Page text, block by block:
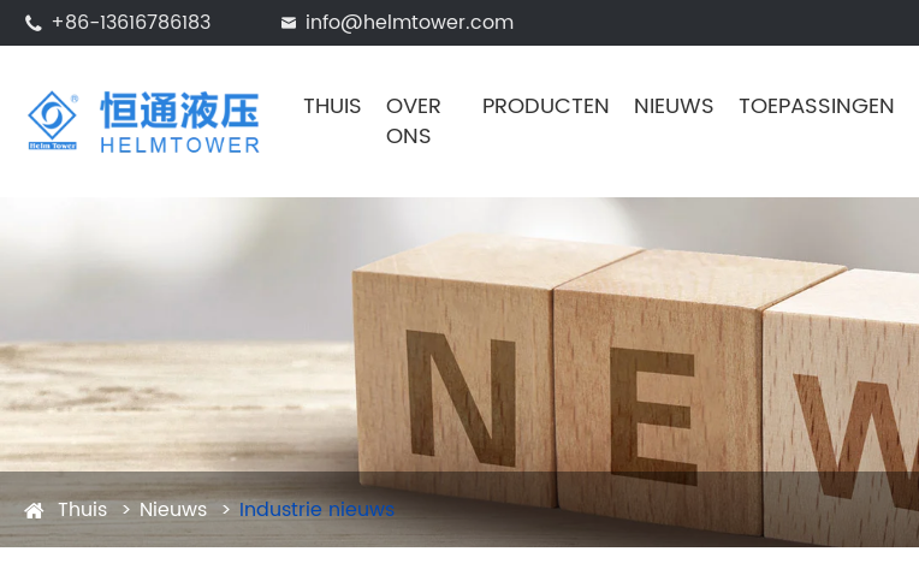
 +86-13616786183  info@helmtower.com
THUIS
OVER
ONS
PRODUCTEN NIEUWS TOEPASSINGEN
Thuis Nieuws Industrie nieuws